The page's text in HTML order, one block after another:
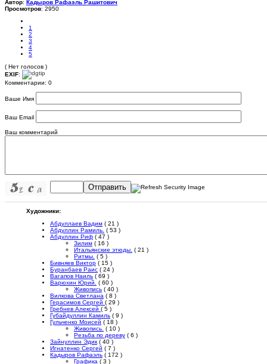
Автор: Кадыров Рафаэль Рашитович
Просмотров: 2950
1
2
3
4
5
( Нет голосов )
EXIF:
Комментарии: 0
Ваше Имя
Ваш Email
Ваш комментарий
Отправить
Художники:
Абдуллаев Вадим ( 21 )
Абдуллин Рамиль. ( 53 )
Абдуллин Риф ( 47 )
Зилим ( 16 )
Итальянские этюды. ( 21 )
Ритмы. ( 5 )
Бивняев Виктор ( 15 )
Буранбаев Раис ( 24 )
Вагапов Наиль ( 69 )
Варюхин Юрий. ( 60 )
Живопись ( 40 )
Вилкова Светлана ( 8 )
Герасимов Сергей ( 29 )
Гребнев Алексей ( 5 )
Губайдуллин Камиль ( 9 )
Гульченко Моисей ( 18 )
Живопись. ( 10 )
Резьба по дереву ( 6 )
Зайнуллин Эдик ( 40 )
Игнатенко Сергей ( 7 )
Кадыров Рафаэль ( 172 )
Графика ( 3 )